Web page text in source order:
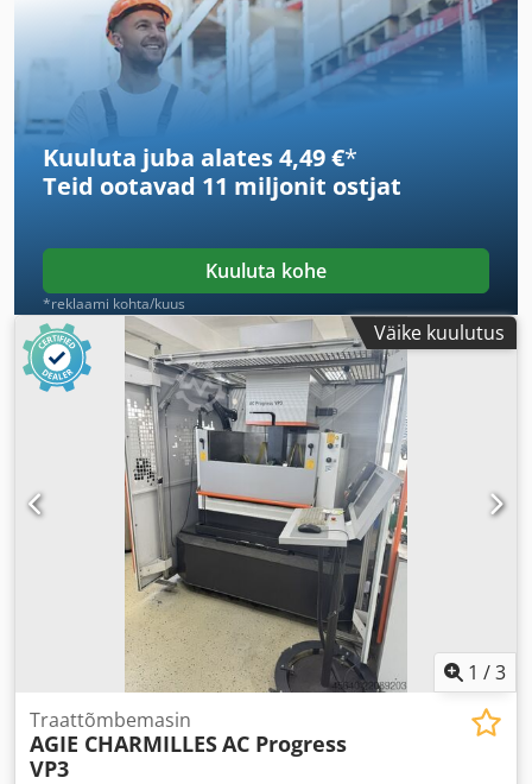
sundsinkimispingi masin on valmistatud 2015. aastal. Selle
X-telje liikumine on 600 mm, Y-telje liikumine 400 mm ja Z-
telje liikumine 400 mm. Kui otsite kvaliteetseid
stantsimisvõimalusi, kaaluge AgieCharmilles FORM 30
masinat, mis meil on müügil. Lisateabe saamiseks võtke
meiega ühendust. Csdpfx Agey T R D Hsmsrf
Kuuluta juba alates 4,49 €*
Teid ootavad 11 miljonit ostjat
Kuuluta kohe
*reklaami kohta/kuus
Väike kuulutus
1 /3
Traattõmbemasin
AGIE CHARMILLESAC Progress
VP3